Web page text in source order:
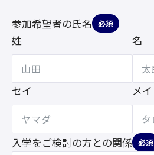
参加希望者の氏名 必須
姓 名
セイ メイ
入学をご検討の方との関係 必須